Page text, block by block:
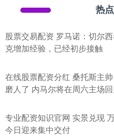
热
股票交易配资 罗马诺：切尔
克增加经验，已经初步接触
在线股票配资分红 桑托斯主
磨人了 内马尔将在周六主场
专业配资知识官网 实景兑现
今日迎来集中交付